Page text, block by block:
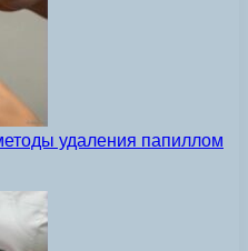
удаления папиллом